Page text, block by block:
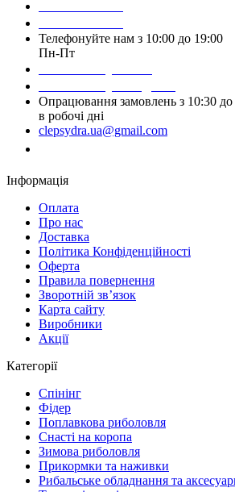
Телефонуйте нам з 10:00 до 19:00
Пн-Пт
Опрацювання замовлень з 10:30 до
в робочі дні
clepsydra.ua@gmail.com
Інформація
Оплата
Про нас
Доставка
Політика Конфіденційності
Оферта
Правила повернення
Зворотній зв’язок
Карта сайту
Виробники
Акції
Категорії
Спінінг
Фідер
Поплавкова риболовля
Снасті на коропа
Зимова риболовля
Прикормки та наживки
Рибальське обладнання та